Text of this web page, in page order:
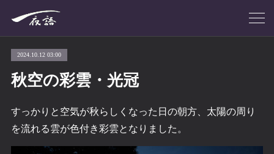
2024.10.12 03:00
秋空の彩雲・光冠
すっかりと空気が秋らしくなった日の朝方、太陽の周り
を流れる雲が色付き彩雲となりました。